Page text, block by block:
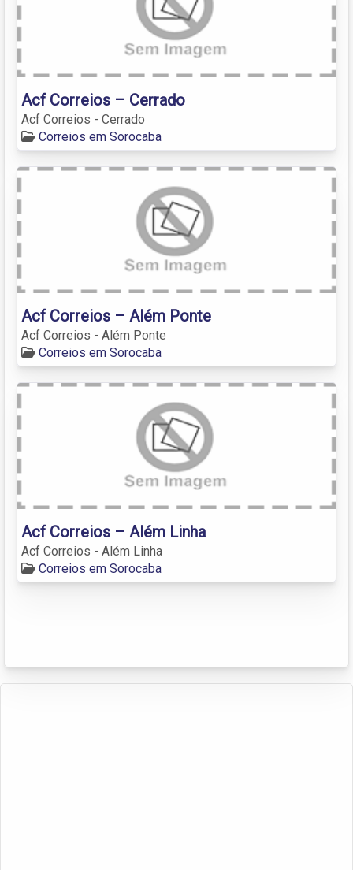
Acf Correios – Cerrado
Acf Correios - Cerrado
Correios em Sorocaba
Acf Correios – Além Ponte
Acf Correios - Além Ponte
Correios em Sorocaba
Acf Correios – Além Linha
Acf Correios - Além Linha
Correios em Sorocaba